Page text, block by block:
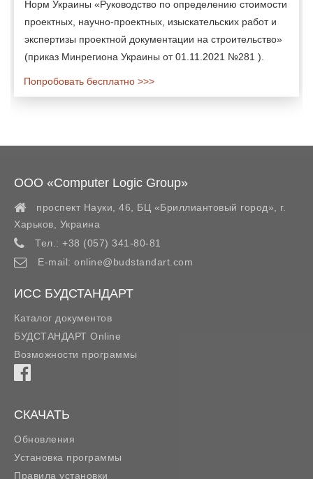
Норм Украины «Руководство по определению стоимости
проектных, научно-проектных, изыскательских работ и
экспертизы проектной документации на строительство»
(приказ Минрегиона Украины от 01.11.2021 №281 ).
Попробовать бесплатно >>>
ООО «Computer Logic Group»
проспект Науки, 46, БЦ «Бриллиантовый город»,
г.
Харьков
Украина
Тел.: +38 (057) 341-80-81
E-mail: online@budstandart.com
ИСС БУДСТАНДАРТ
Каталог документов
БУДСТАНДАРТ Online
Возможности программы
СКАЧАТЬ
Обновления
Установка программы
Правила установки